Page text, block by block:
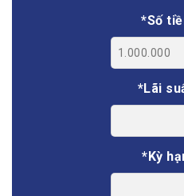
*Số
*Lãi
*Kỳ